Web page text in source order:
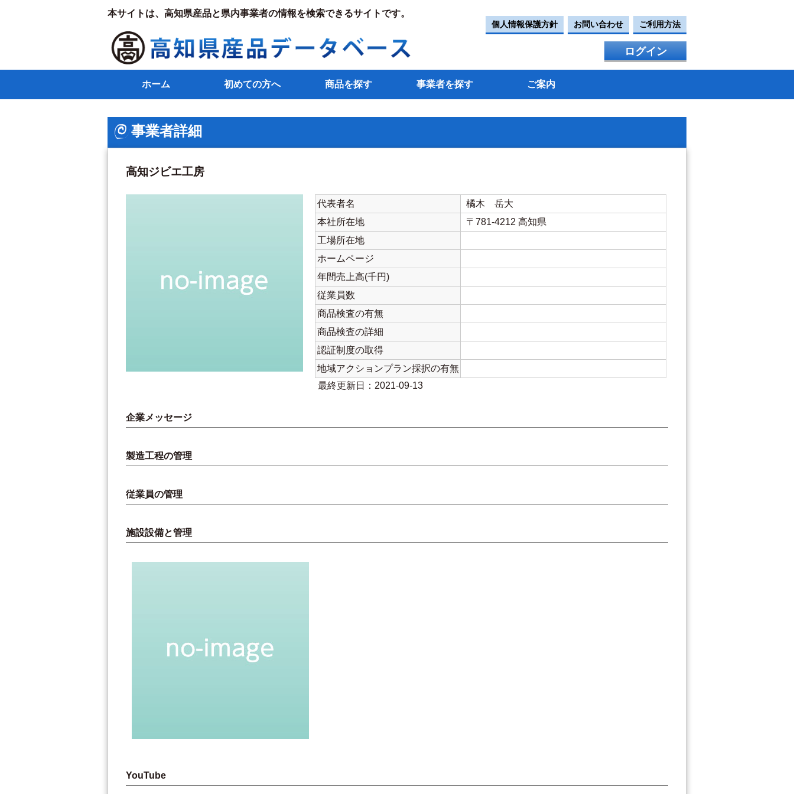
本サイトは、高知県産品と県内事業者の情報を検索できるサイトです。
個人情報保護方針 お問い合わせ ご利用方法
ログイン
ホーム 初めての方へ 商品を探す 事業者を探す ご案内
事業者詳細
高知ジビエ工房
代表者名
橘木 岳大
本社所在地
〒781-4212 高知県
工場所在地
ホームページ
年間売上高(千円)
従業員数
商品検査の有無
商品検査の詳細
認証制度の取得
地域アクションプラン採択の有無
最終更新日：2021-09-13
企業メッセージ
製造工程の管理
従業員の管理
施設設備と管理
YouTube